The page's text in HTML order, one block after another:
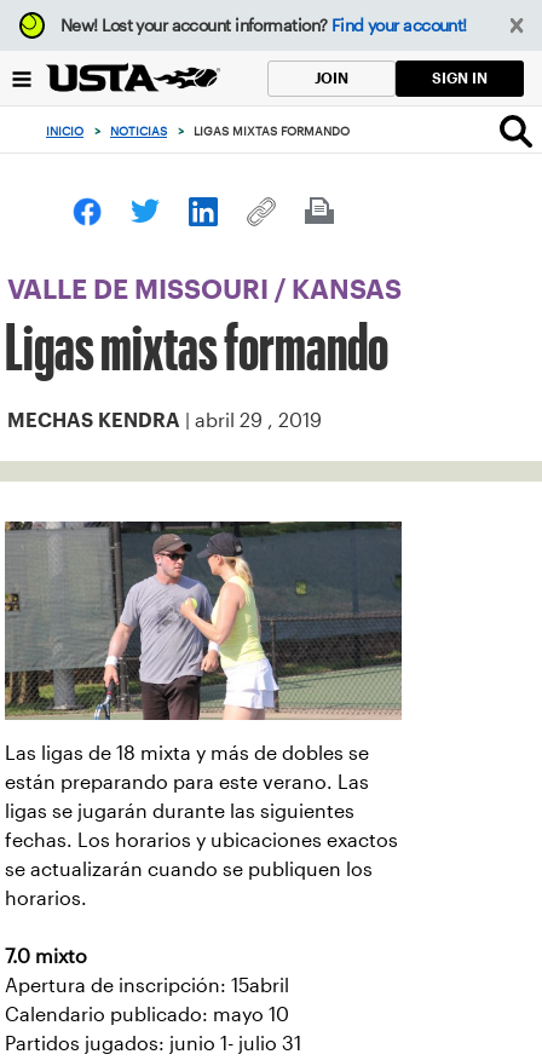
Enfoque
desde
botón
volver
principio
New!Lost your account information? Find your account!
JOIN SIGN IN
INICIO > NOTICIAS > LIGAS MIXTAS FORMANDO
VALLE DE MISSOURI / KANSAS
Ligas mixtas formando
MECHAS KENDRA | abril 29 , 2019
Las ligas de 18 mixta y más de dobles se
están preparando para este verano. Las
ligas se jugarán durante las siguientes
fechas. Los horarios y ubicaciones exactos
se actualizarán cuando se publiquen los
horarios.
7.0 mixto
Apertura de inscripción: 15abril
Calendario publicado: mayo 10
Partidos jugados: junio 1- julio 31